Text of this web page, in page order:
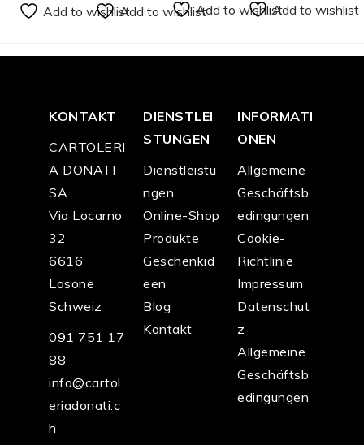
Add to wishlistAdd to wishlistAdd to wishlistAdd to wishlist
KONTAKT
CARTOLERI
A DONATI
SA
Via Locarno
32
6616
Losone
Schweiz
091 751 17
88
info@cartol
eriadonati.c
h
DIENSTLEI
STUNGEN
Dienstleistu
ngen
Online-Shop
Produkte
Geschenkid
een
Blog
Kontakt
INFORMATI
ONEN
Allgemeine
Geschäftsb
edingungen
Cookie-
Richtlinie
Impressum
Datenschut
z
Allgemeine
Geschäftsb
edingungen